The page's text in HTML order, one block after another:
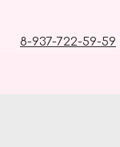
8-937-722-59-59